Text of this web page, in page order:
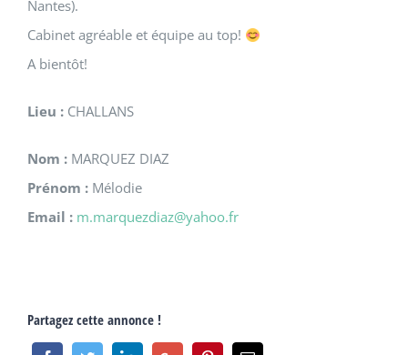
Nantes).
Cabinet agréable et équipe au top!
A bientôt!
Lieu : CHALLANS
Nom : MARQUEZ DIAZ
Prénom : Mélodie
Email : m.marquezdiaz@yahoo.fr
Partagez cette annonce !